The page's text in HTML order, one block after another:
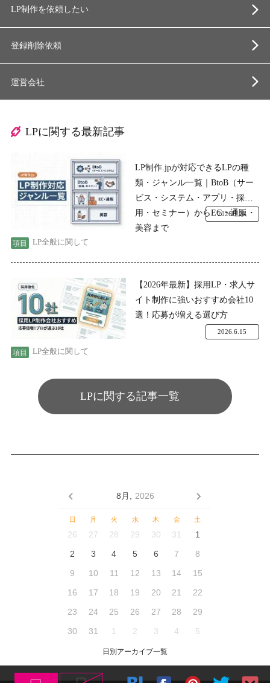
LP制作を依頼したい
登録削除依頼
運営会社
LPに関する最新記事
LP制作.jpが対応できるLPの種
類・ジャンル一覧｜BtoB（サー
ビス・システム・アプリ・採
用・セミナー）からEC・通販・
美容まで
LP全般に関して
2026.7.24
【2026年最新】採用LP・求人サ
イト制作に強いおすすめ会社10
選！応募が増える選び方
LP全般に関して
2026.6.15
LPに関する記事一覧
8月, 2026
日 月 火 水 木 金 土
26 27 28 29 30 31
1
2
3 4 5 6 7
8
9
10 11 12 13 14
15
16
17 18 19 20 21
22
23
24 25 26 27 28
29
30
31 1 2 3 4 5
日別アーカイブ一覧